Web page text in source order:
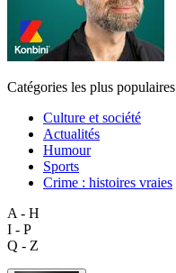
Catégories les plus populaires
Culture et société
Actualités
Humour
Sports
Crime : histoires vraies
A - H
I - P
Q - Z